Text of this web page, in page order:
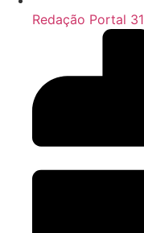
Redação Portal 31